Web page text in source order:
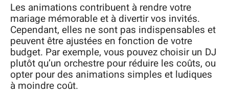
Les animations contribuent à rendre votre
mariage mémorable et à divertir vos invités.
Cependant, elles ne sont pas indispensables et
peuvent être ajustées en fonction de votre
budget. Par exemple, vous pouvez choisir un DJ
plutôt qu’un orchestre pour réduire les coûts, ou
opter pour des animations simples et ludiques
à moindre coût.